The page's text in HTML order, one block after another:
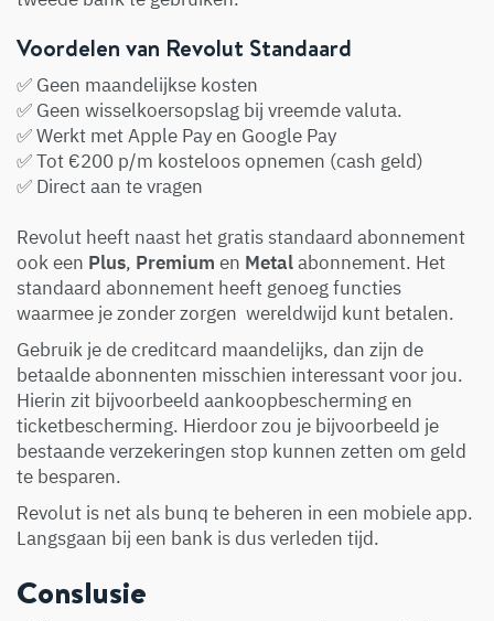
Voordelen van Revolut Standaard
✅ Geen maandelijkse kosten
✅ Geen wisselkoersopslag bij vreemde valuta.
✅ Werkt met Apple Pay en Google Pay
✅ Tot €200 p/m kosteloos opnemen (cash geld)
✅ Direct aan te vragen
Revolut heeft naast het gratis standaard abonnement
ook een Plus, Premium en Metalabonnement. Het
standaard abonnement heeft genoeg functies
waarmee je zonder zorgen wereldwijd kunt betalen.
Gebruik je de creditcard maandelijks, dan zijn de
betaalde abonnenten misschien interessant voor jou.
Hierin zit bijvoorbeeld aankoopbescherming en
ticketbescherming. Hierdoor zou je bijvoorbeeld je
bestaande verzekeringen stop kunnen zetten om geld
te besparen.
Revolut is net als bunq te beheren in een mobiele app.
Langsgaan bij een bank is dus verleden tijd.
Conslusie